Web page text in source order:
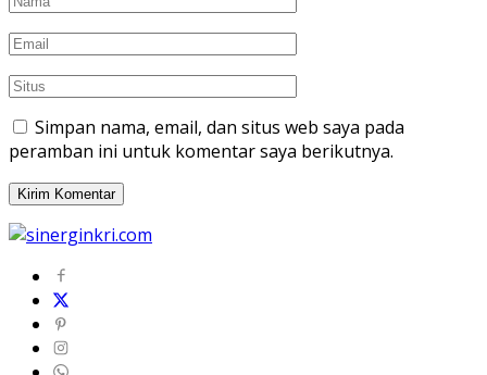
Simpan nama, email, dan situs web saya pada
peramban ini untuk komentar saya berikutnya.